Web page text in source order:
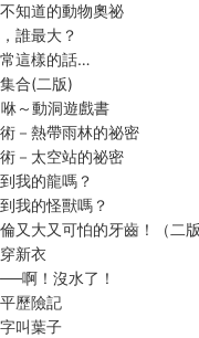
知道的動物奧祕
誰最大？
這樣的話…
合(二版)
～動洞遊戲書
－熱帶雨林的祕密
－太空站的祕密
我的龍嗎？
我的怪獸嗎？
又大又可怕的牙齒！（二
新衣
啊！沒水了！
歷險記
叫葉子